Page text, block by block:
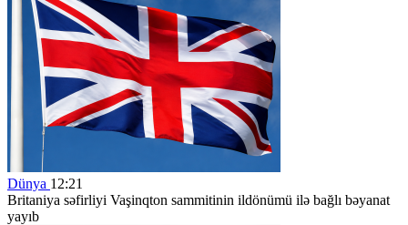
Dünya 12:21
Britaniya səfirliyi Vaşinqton sammitinin ildönümü ilə bağlı bəyanat
yayıb